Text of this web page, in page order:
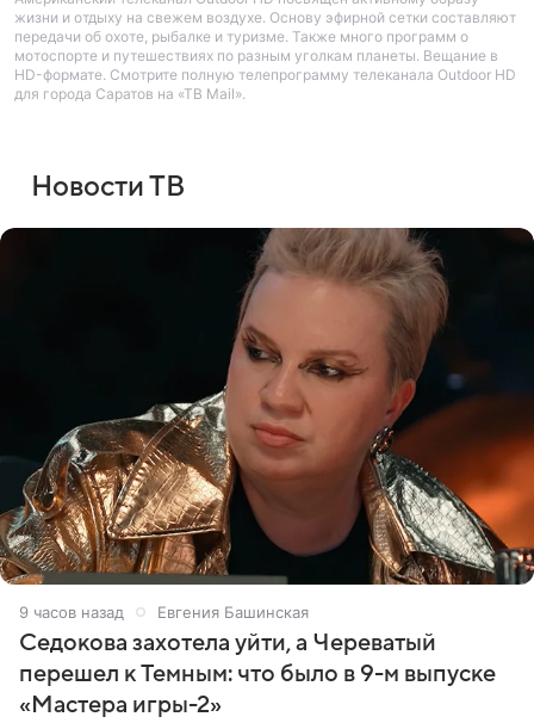
жизни и отдыху на свежем воздухе. Основу эфирной сетки составляют
передачи об охоте, рыбалке и туризме. Также много программ о
мотоспорте и путешествиях по разным уголкам планеты. Вещание в
HD-формате. Смотрите полную телепрограмму телеканала Outdoor HD
для города Саратов на «ТВ Mail».
Новости ТВ
9 часов назад Евгения Башинская
Седокова захотела уйти, а Череватый
перешел к Темным: что было в 9-м выпуске
«Мастера игры-2»